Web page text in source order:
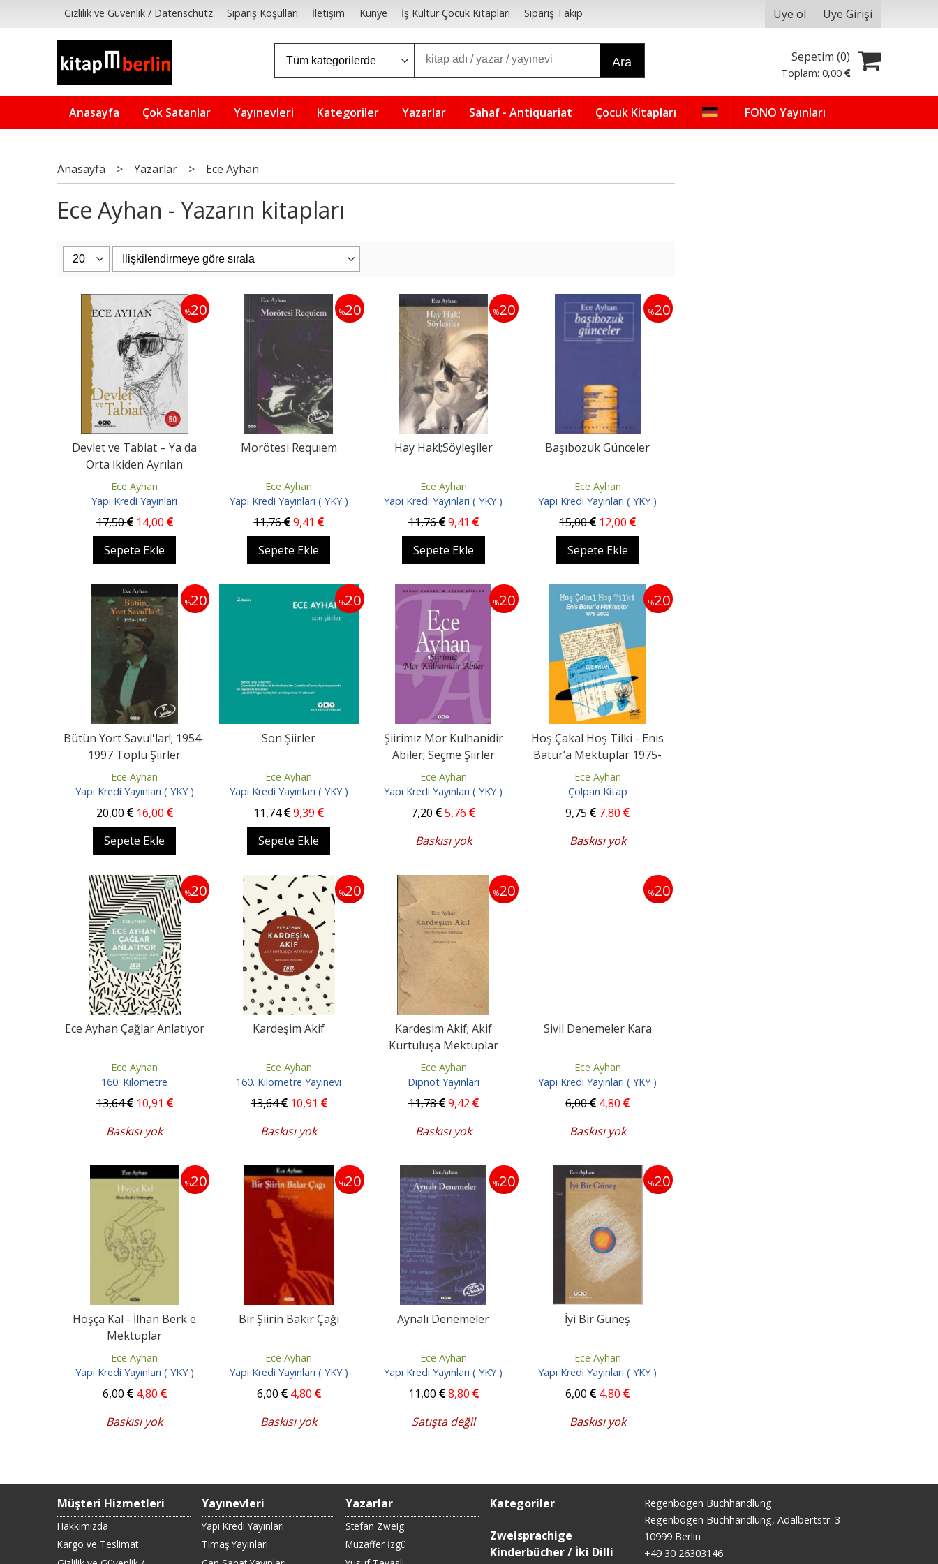
Gizlilik ve Güvenlik / Datenschutz Sipariş Koşulları İletişim Künye İş Kültür Çocuk Kitapları Sipariş Takip Üye ol Üye Girişi
Ara Sepetim (0)
Toplam:0,00
Anasayfa Çok Satanlar Yayınevleri Kategoriler Yazarlar Sahaf - Antiquariat Çocuk Kitapları FONO Yayınları
Anasayfa > Yazarlar > Ece Ayhan
Ece Ayhan - Yazarın kitapları
%20
Devlet ve Tabiat – Ya da
Orta İkiden Ayrılan
Çocuklar İçin Şiirler 50...
Ece Ayhan
Yapı Kredi Yayınları
17,50 14,00
Sepete Ekle
%20
Morötesi Requıem
Ece Ayhan
Yapı Kredi Yayınları ( YKY )
11,76 9,41
Sepete Ekle
%20
Hay Hak!;Söyleşiler
Ece Ayhan
Yapı Kredi Yayınları ( YKY )
11,76 9,41
Sepete Ekle
%20
Başıbozuk Günceler
Ece Ayhan
Yapı Kredi Yayınları ( YKY )
15,00 12,00
Sepete Ekle
%20
Bütün Yort Savul'lar!; 1954-
1997 Toplu Şiirler
Ece Ayhan
Yapı Kredi Yayınları ( YKY )
20,00 16,00
Sepete Ekle
%20
Son Şiirler
Ece Ayhan
Yapı Kredi Yayınları ( YKY )
11,74 9,39
Sepete Ekle
%20
Şiirimiz Mor Külhanidir
Abiler; Seçme Şiirler
Ece Ayhan
Yapı Kredi Yayınları ( YKY )
7,20 5,76
Baskısı yok
%20
Hoş Çakal Hoş Tilki - Enis
Batur’a Mektuplar 1975-
2002
Ece Ayhan
Çolpan Kitap
9,75 7,80
Baskısı yok
%20
Ece Ayhan Çağlar Anlatıyor
Ece Ayhan
160. Kilometre
13,64 10,91
Baskısı yok
%20
Kardeşim Akif
Ece Ayhan
160. Kilometre Yayınevi
13,64 10,91
Baskısı yok
%20
Kardeşim Akif; Akif
Kurtuluşa Mektuplar
Ece Ayhan
Dipnot Yayınları
11,78 9,42
Baskısı yok
%20
Sivil Denemeler Kara
Ece Ayhan
Yapı Kredi Yayınları ( YKY )
6,00 4,80
Baskısı yok
%20
Hoşça Kal - İlhan Berk'e
Mektuplar
Ece Ayhan
Yapı Kredi Yayınları ( YKY )
6,00 4,80
Baskısı yok
%20
Bir Şiirin Bakır Çağı
Ece Ayhan
Yapı Kredi Yayınları ( YKY )
6,00 4,80
Baskısı yok
%20
Aynalı Denemeler
Ece Ayhan
Yapı Kredi Yayınları ( YKY )
11,00 8,80
Satışta değil
%20
İyi Bir Güneş
Ece Ayhan
Yapı Kredi Yayınları ( YKY )
6,00 4,80
Baskısı yok
Müşteri Hizmetleri
Hakkımızda
Kargo ve Teslimat
Yayınevleri
Yapı Kredi Yayınları
Timaş Yayınları
Yazarlar
Stefan Zweig
Muzaffer İzgü
Kategoriler
Zweisprachige
Kinderbücher / İki Dilli
Regenbogen Buchhandlung
Regenbogen Buchhandlung, Adalbertstr. 3
10999 Berlin
+49 30 26303146